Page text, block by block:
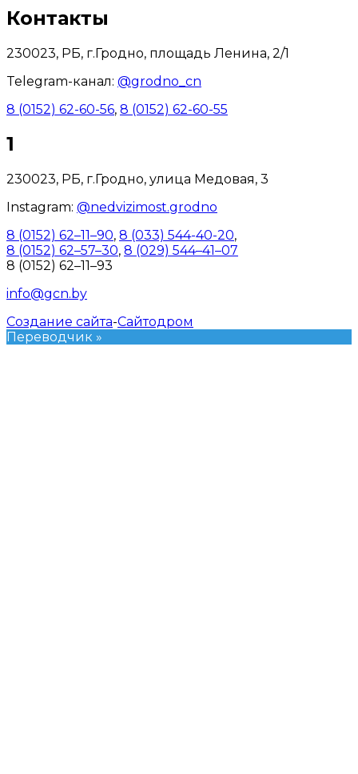
Контакты
230023, РБ, г.Гродно, площадь Ленина, 2/1
Telegram-канал: @grodno_cn
8 (0152) 62-60-56, 8 (0152) 62-60-55
1
230023, РБ, г.Гродно, улица Медовая, 3
Instagram: @nedvizimost.grodno
8 (0152) 62–11–90, 8 (033) 544-40-20,
8 (0152) 62–57–30, 8 (029) 544–41–07
8 (0152) 62–11–93
info@gcn.by
Создание сайта-Сайтодром
Переводчик »